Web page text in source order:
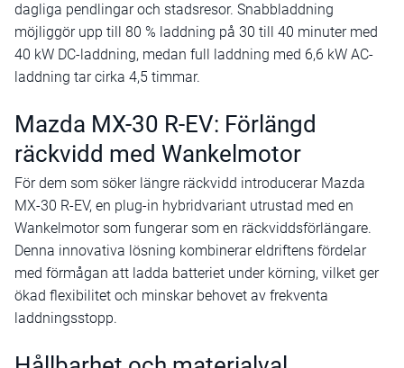
dagliga pendlingar och stadsresor. Snabbladdning
möjliggör upp till 80 % laddning på 30 till 40 minuter med
40 kW DC-laddning, medan full laddning med 6,6 kW AC-
laddning tar cirka 4,5 timmar.
Mazda MX-30 R-EV: Förlängd
räckvidd med Wankelmotor
För dem som söker längre räckvidd introducerar Mazda
MX-30 R-EV, en plug-in hybridvariant utrustad med en
Wankelmotor som fungerar som en räckviddsförlängare.
Denna innovativa lösning kombinerar eldriftens fördelar
med förmågan att ladda batteriet under körning, vilket ger
ökad flexibilitet och minskar behovet av frekventa
laddningsstopp.